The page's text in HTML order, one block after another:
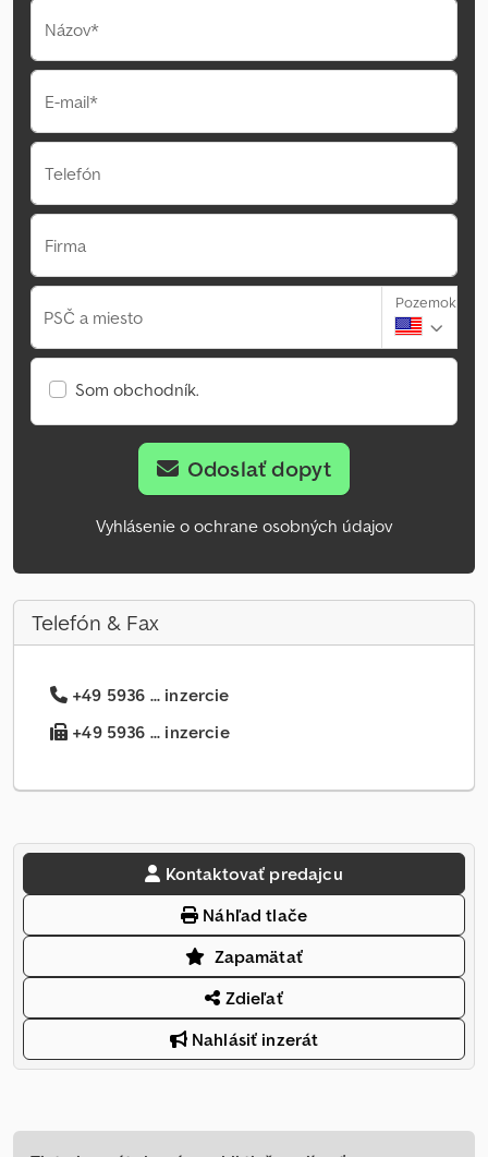
Názov*
E-mail*
Telefón
Firma
PSČ a miesto
Pozemok
Som obchodník.
Odoslať dopyt
Vyhlásenie o ochrane osobných údajov
Telefón & Fax
+49 5936 ... inzercie
+49 5936 ... inzercie
Kontaktovať predajcu
Náhľad tlače
Zapamätať
Zdieľať
Nahlásiť inzerát